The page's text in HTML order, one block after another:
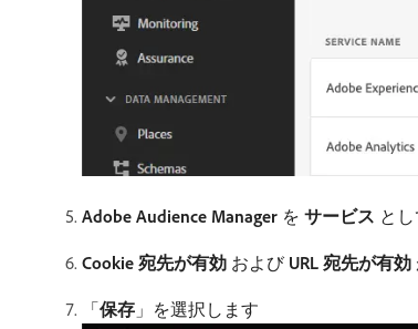
Adobe Audience Manager を サービス と
Cookie 宛先が有効 および URL 宛先が有効
「保存 」を選択します